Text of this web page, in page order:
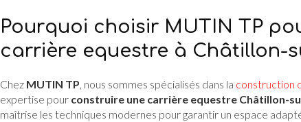
Pourquoi choisir MUTIN TP
carrière equestre à Châtillon-
Chez MUTIN TP, nous sommes spécialisés dans la construction
expertise pour construire une carrière equestre Châtillon-
maîtrise les techniques modernes pour garantir un espace